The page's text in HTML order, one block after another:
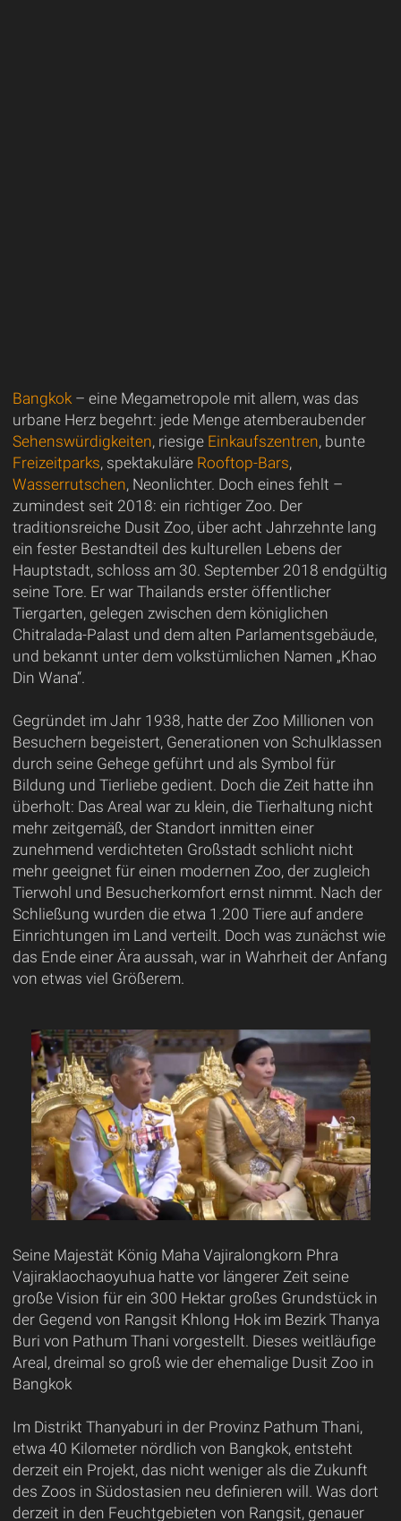
Bangkok– eine Megametropole mit allem, was das
urbane Herz begehrt: jede Menge atemberaubender
Sehenswürdigkeiten, riesige Einkaufszentren, bunte
Freizeitparks, spektakuläre Rooftop-Bars,
Wasserrutschen, Neonlichter. Doch eines fehlt –
zumindest seit 2018: ein richtiger Zoo. Der
traditionsreiche Dusit Zoo, über acht Jahrzehnte lang
ein fester Bestandteil des kulturellen Lebens der
Hauptstadt, schloss am 30. September 2018 endgültig
seine Tore. Er war Thailands erster öffentlicher
Tiergarten, gelegen zwischen dem königlichen
Chitralada-Palast und dem alten Parlamentsgebäude,
und bekannt unter dem volkstümlichen Namen „Khao
Din Wana“.
Gegründet im Jahr 1938, hatte der Zoo Millionen von
Besuchern begeistert, Generationen von Schulklassen
durch seine Gehege geführt und als Symbol für
Bildung und Tierliebe gedient. Doch die Zeit hatte ihn
überholt: Das Areal war zu klein, die Tierhaltung nicht
mehr zeitgemäß, der Standort inmitten einer
zunehmend verdichteten Großstadt schlicht nicht
mehr geeignet für einen modernen Zoo, der zugleich
Tierwohl und Besucherkomfort ernst nimmt. Nach der
Schließung wurden die etwa 1.200 Tiere auf andere
Einrichtungen im Land verteilt. Doch was zunächst wie
das Ende einer Ära aussah, war in Wahrheit der Anfang
von etwas viel Größerem.
Seine Majestät König Maha Vajiralongkorn Phra
Vajiraklaochaoyuhua hatte vor längerer Zeit seine
große Vision für ein 300 Hektar großes Grundstück in
der Gegend von Rangsit Khlong Hok im Bezirk Thanya
Buri von Pathum Thani vorgestellt. Dieses weitläufige
Areal, dreimal so groß wie der ehemalige Dusit Zoo in
Bangkok
Im Distrikt Thanyaburi in der Provinz Pathum Thani,
etwa 40 Kilometer nördlich von Bangkok, entsteht
derzeit ein Projekt, das nicht weniger als die Zukunft
des Zoos in Südostasien neu definieren will. Was dort
derzeit in den Feuchtgebieten von Rangsit, genauer